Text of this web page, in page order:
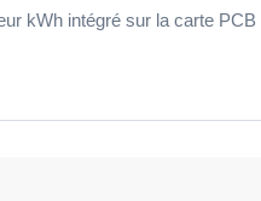
kWh intégré sur la carte PCB